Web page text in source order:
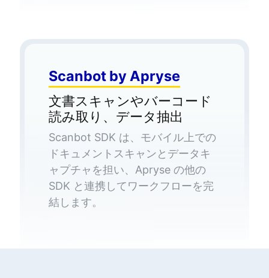
Scanbot by Apryse
文書スキャンやバーコード
読み取り、データ抽出
Scanbot SDK は、モバイル上での
ドキュメントスキャンとデータキ
ャプチャを担い、Apryse の他の
SDK と連携してワークフローを完
結します。